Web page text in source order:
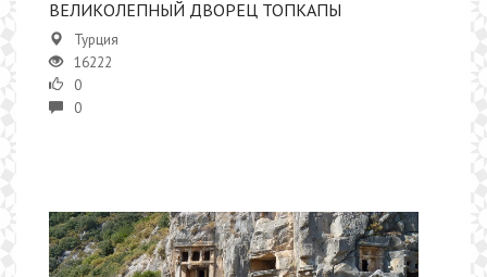
ВЕЛИКОЛЕПНЫЙ ДВОРЕЦ ТОПКАПЫ
Турция
16222
0
0